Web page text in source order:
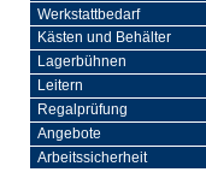
Werkstattbedarf
Kästen und Behälter
Lagerbühnen
Leitern
Regalprüfung
Angebote
Arbeitssicherheit